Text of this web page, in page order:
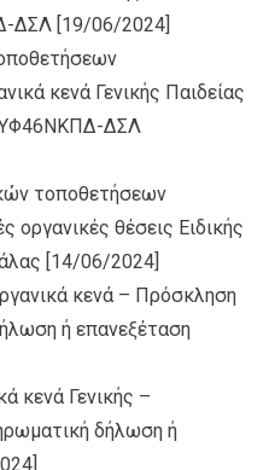
ΔΣΛ [19/06/2024]
κενά Γενικής Παιδείας
ΔΣΛ
τοποθετήσεων
οργανικές θέσεις Ειδικής
[14/06/2024]
κενά – Πρόσκληση
ή επανεξέταση
κενά Γενικής –
δήλωση ή